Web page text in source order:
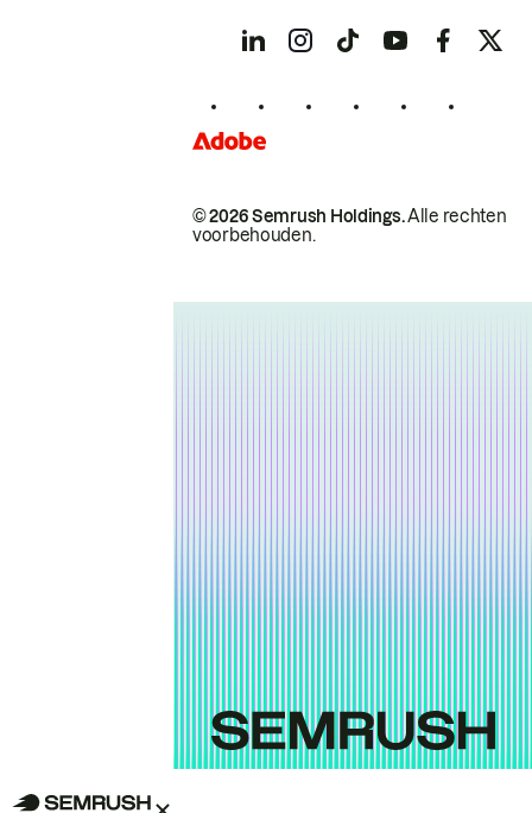
© 2026 Semrush Holdings.Alle rechten
voorbehouden.